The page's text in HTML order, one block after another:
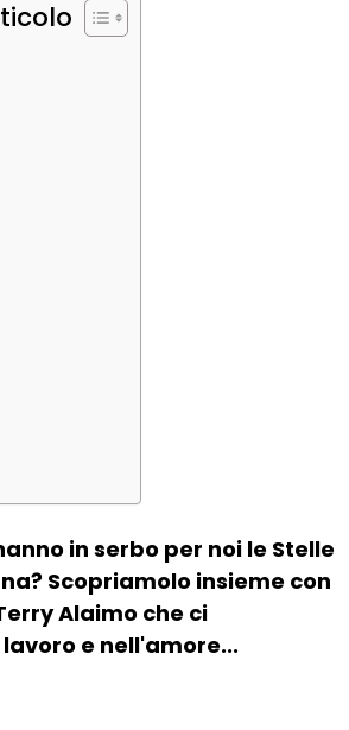
in serbo per noi le Stelle
Scopriamolo insieme con
Alaimo che ci
e nell'amore...